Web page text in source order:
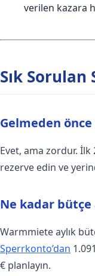
verilen kazara
Sık
Gelmeden
Evet, ama zordur.
rezerve edin ve
Ne kadar bütçe
Warmmiete aylık
Sperrkonto’dan
€ planlayın.